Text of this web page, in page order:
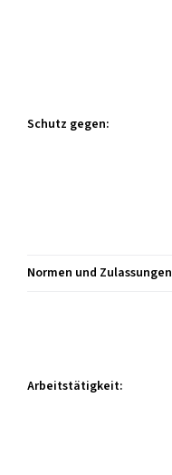
Schutz gegen:
Normen und Zulassungen
Arbeitstätigkeit: